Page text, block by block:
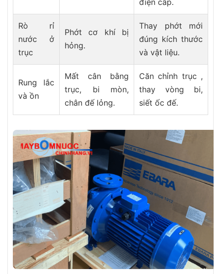
điện cấp.
Rò rỉ
nước ở
trục
Phớt cơ khí bị
hỏng.
Thay phớt mới
đúng kích thước
và vật liệu.
Rung lắc
và ồn
Mất cân bằng
trục, bi mòn,
chân đế lỏng.
Căn chỉnh trục ,
thay vòng bi,
siết ốc đế.